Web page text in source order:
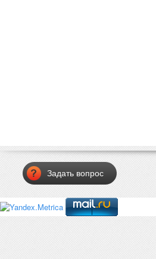
Задать вопрос